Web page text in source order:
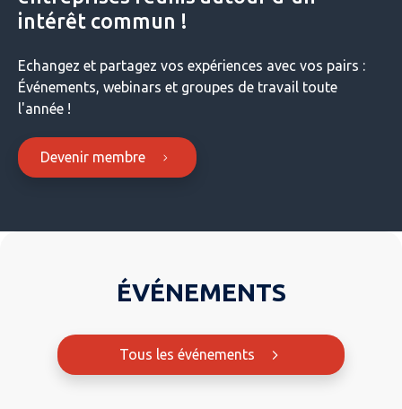
intérêt commun !
Echangez et partagez vos expériences avec vos pairs :
Événements, webinars et groupes de travail toute
l'année !
Devenir membre
ÉVÉNEMENTS
Tous les événements